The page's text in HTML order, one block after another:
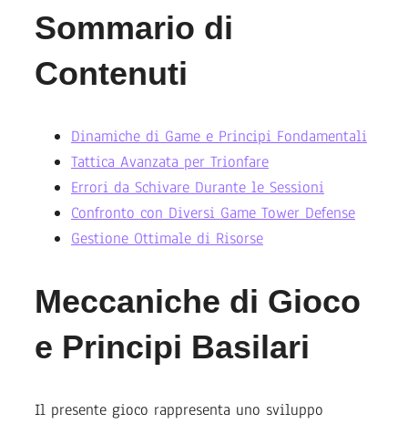
Sommario di
Contenuti
Dinamiche di Game e Principi Fondamentali
Tattica Avanzata per Trionfare
Errori da Schivare Durante le Sessioni
Confronto con Diversi Game Tower Defense
Gestione Ottimale di Risorse
Meccaniche di Gioco
e Principi Basilari
Il presente gioco rappresenta uno sviluppo